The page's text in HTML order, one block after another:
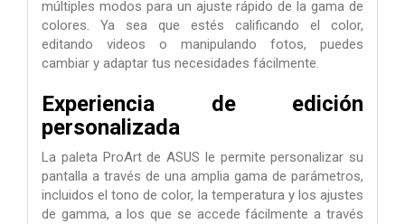
múltiples modos para un ajuste rápido de la gama de
colores. Ya sea que estés calificando el color,
editando videos o manipulando fotos, puedes
cambiar y adaptar tus necesidades fácilmente.
Experiencia de edición
personalizada
La paleta ProArt de ASUS le permite personalizar su
pantalla a través de una amplia gama de parámetros,
incluidos el tono de color, la temperatura y los ajustes
de gamma, a los que se accede fácilmente a través